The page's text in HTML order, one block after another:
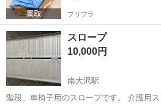
プリフラ
スロープ
10,000円
南大沢駅
階段、車椅子用のスロープです。 介護用スロープで、車椅子の段差解